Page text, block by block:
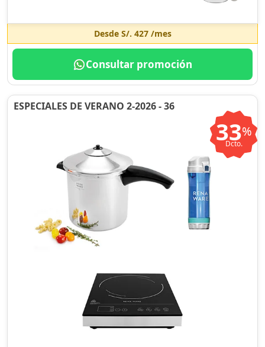
Desde S/. 427/mes
Consultar promoción
ESPECIALES DE VERANO 2-2026 - 36
33%
Dcto.